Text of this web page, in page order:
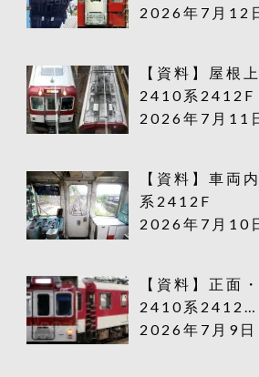
2026年7月12
【資料】屋根
2410系2412F
2026年7月11
【資料】車両
系2412F
2026年7月10
【資料】正面
2410系2412…
2026年7月9日